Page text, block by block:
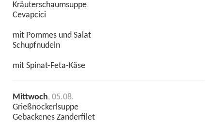
Kräuterschaumsuppe
Cevapcici
mit Pommes und Salat
Schupfnudeln
mit Spinat-Feta-Käse
Mittwoch, 05.08.
Grießnockerlsuppe
Gebackenes Zanderfilet